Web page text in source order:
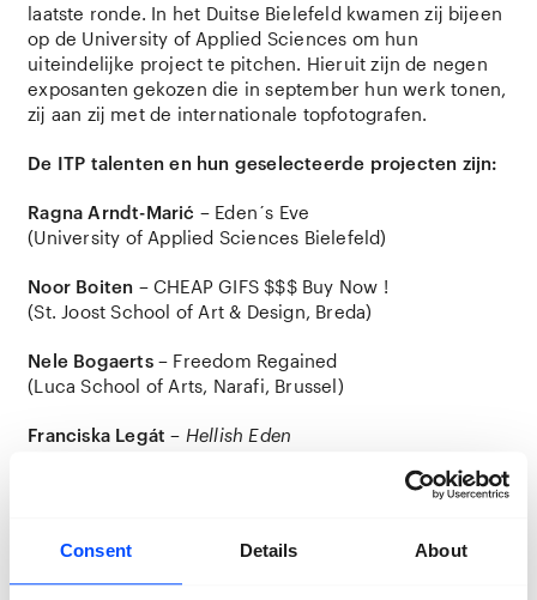
Consent Details About
laatste ronde. In het Duitse Bielefeld kwamen zij bijeen
op de University of Applied Sciences om hun
uiteindelijke project te pitchen. Hieruit zijn de negen
exposanten gekozen die in september hun werk tonen,
zij aan zij met de internationale topfotografen.
De ITP talenten en hun geselecteerde projecten zijn:
Ragna Arndt-Marić – Eden´s Eve
(University of Applied Sciences Bielefeld)
Noor Boiten – CHEAP GIFS $$$ Buy Now !
(St. Joost School of Art & Design, Breda)
Nele Bogaerts– Freedom Regained
(Luca School of Arts, Narafi, Brussel)
Franciska Legát – Hellish Eden
Ilmari Pylvänäinen